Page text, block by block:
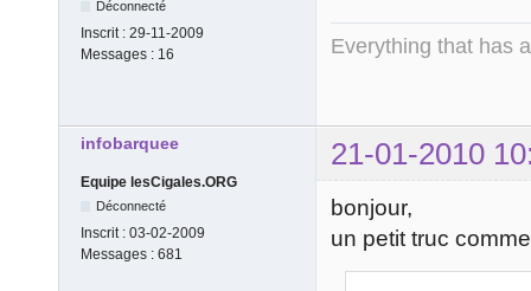
Déconnecté
Inscrit : 29-11-2009
Messages : 16 Everything that has
infobarquee 21-01-2010
Equipe lesCigales.ORG
Déconnecté
Inscrit : 03-02-2009
Messages : 681
bonjour,
un petit truc